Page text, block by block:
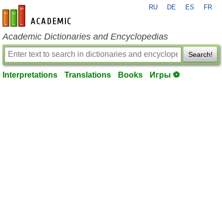
en-academic.com
RU DE ES FR
Academic Dictionaries and Encyclopedias
Search!
Interpretations Translations Books Игры ⚽